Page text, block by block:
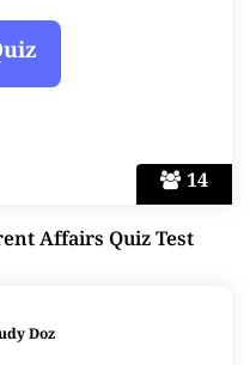
14
Affairs Quiz Test
Doz